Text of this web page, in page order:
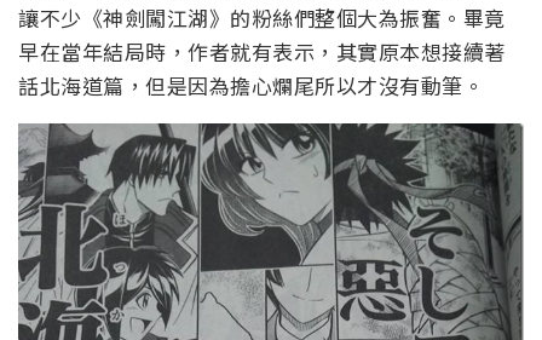
讓不少《神劍闖江湖》的粉絲們整個大為振奮。畢竟
早在當年結局時，作者就有表示，其實原本想接續著
話北海道篇，但是因為擔心爛尾所以才沒有動筆。